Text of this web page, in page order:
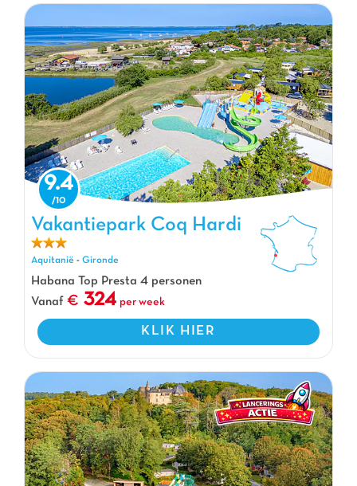
Vakantiepark Coq Hardi, Vakantiepark Aquitanië
9.4
Vakantiepark Coq Hardi
Aquitanië - Gironde
Habana Top Presta 4 personen
Vanaf
324 per week
KLIK HIER